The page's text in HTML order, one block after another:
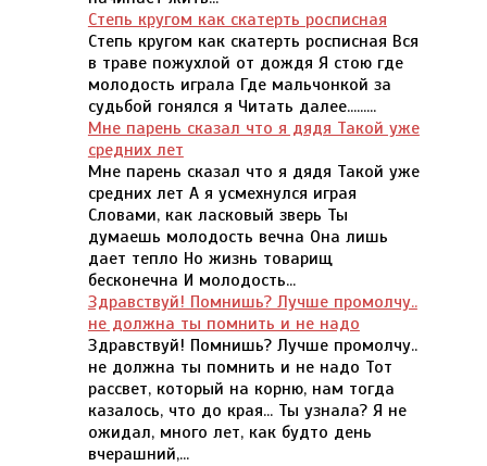
Степь кругом как скатерть росписная
Степь кругом как скатерть росписная Вся
в траве пожухлой от дождя Я стою где
молодость играла Где мальчонкой за
судьбой гонялся я Читать далее.........
Мне парень сказал что я дядя Такой уже
средних лет
Мне парень сказал что я дядя Такой уже
средних лет А я усмехнулся играя
Словами, как ласковый зверь Ты
думаешь молодость вечна Она лишь
дает тепло Но жизнь товарищ
бесконечна И молодость...
Здравствуй! Помнишь? Лучше промолчу..
не должна ты помнить и не надо
Здравствуй! Помнишь? Лучше промолчу..
не должна ты помнить и не надо Тот
рассвет, который на корню, нам тогда
казалось, что до края... Ты узнала? Я не
ожидал, много лет, как будто день
вчерашний,...